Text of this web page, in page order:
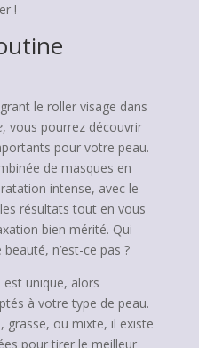
!
le roller visage dans
, vous pourrez découvrir
pour votre peau.
de masques en
intense, avec le
résultats tout en vous
bien mérité. Qui
n’est-ce pas ?
est unique, alors
à votre type de peau.
grasse, ou mixte, il existe
pour tirer le meilleur